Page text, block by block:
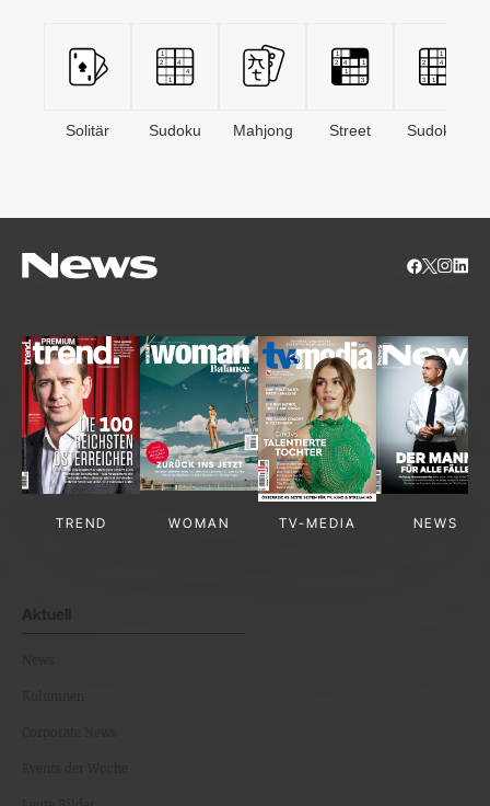
Solitär Sudoku Mahjong Street Sudoken
TREND WOMAN TV-MEDIA NEWS